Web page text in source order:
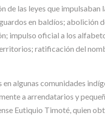
de las leyes que impulsaban
en baldíos; abolición
impulso oficial a los
ratificación del
algunas comunidades
a arrendatarios y
Eutiquio Timoté, quien